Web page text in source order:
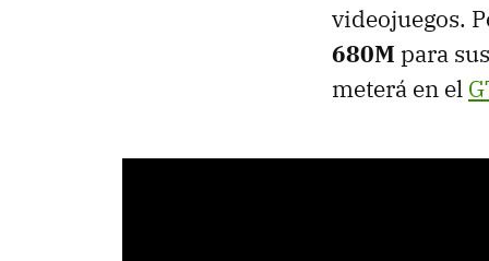
videojuegos.
680M para
meterá en el